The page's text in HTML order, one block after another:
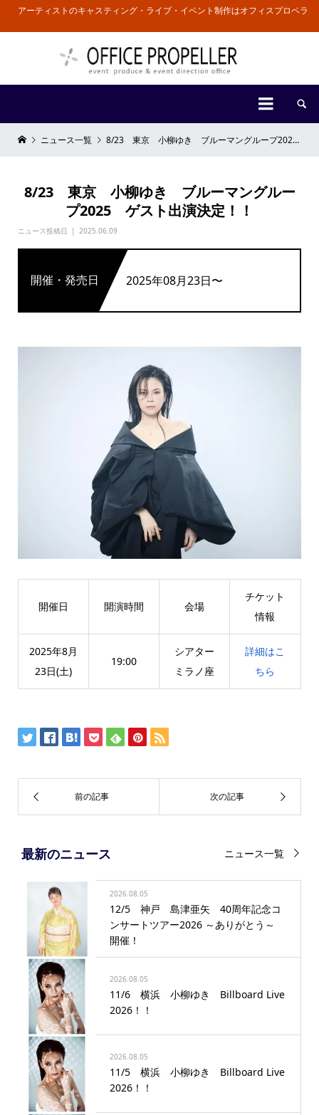
アーティストのキャスティング・ライブ・イベント制作はオフィスプロペラ
 
ニュース一覧 8/23 東京 小柳ゆき ブルーマングループ2025 ゲスト出演決定！！
8/23 東京 小柳ゆき ブルーマングルー
プ2025 ゲスト出演決定！！
ニュース投稿日 2025.06.09
開催・発売日 2025年08月23日〜
開催日 開演時間 会場
チケット
情報
2025年8月
23日(土)
19:00
シアター
ミラノ座
詳細はこ
ちら
最新のニュース ニュース一覧
2026.08.05
12/5 神戸 島津亜矢 40周年記念コ
ンサートツアー2026 ～ありがとう～
開催！
2026.08.05
11/6 横浜 小柳ゆき Billboard Live
2026！！
2026.08.05
11/5 横浜 小柳ゆき Billboard Live
2026！！